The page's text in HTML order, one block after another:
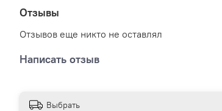
Отзывы
Отзывов еще никто не оставлял
Написать отзыв
Выбрать